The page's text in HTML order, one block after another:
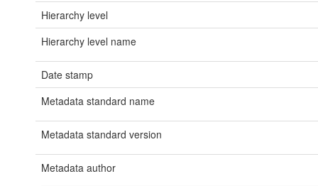
Hierarchy level
Hierarchy level name
Date stamp
Metadata standard name
Metadata standard version
Metadata author